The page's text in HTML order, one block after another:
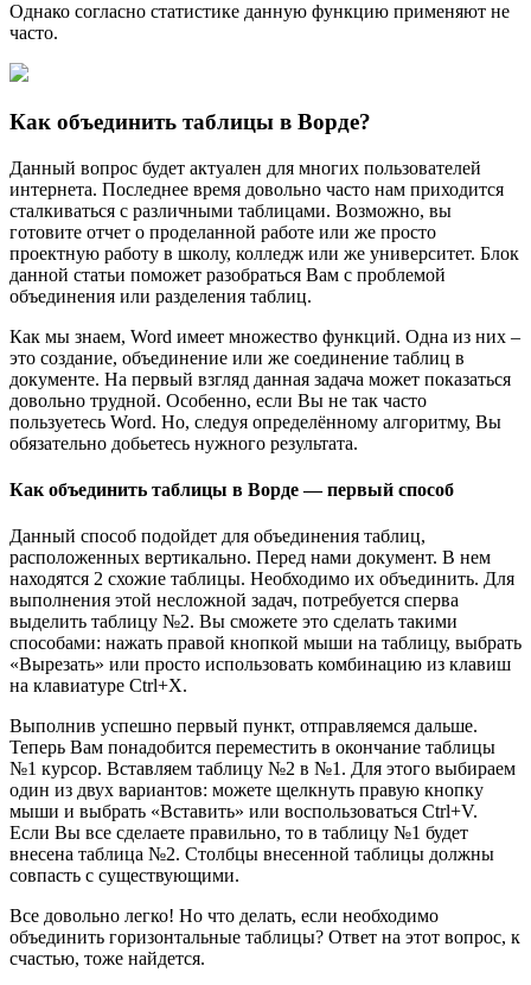
Однако согласно статистике данную функцию применяют не
часто.
Как объединить таблицы в Ворде?
Данный вопрос будет актуален для многих пользователей
интернета. Последнее время довольно часто нам приходится
сталкиваться с различными таблицами. Возможно, вы
готовите отчет о проделанной работе или же просто
проектную работу в школу, колледж или же университет. Блок
данной статьи поможет разобраться Вам с проблемой
объединения или разделения таблиц.
Как мы знаем, Word имеет множество функций. Одна из них –
это создание, объединение или же соединение таблиц в
документе. На первый взгляд данная задача может показаться
довольно трудной. Особенно, если Вы не так часто
пользуетесь Word. Но, следуя определённому алгоритму, Вы
обязательно добьетесь нужного результата.
Как объединить таблицы в Ворде — первый способ
Данный способ подойдет для объединения таблиц,
расположенных вертикально. Перед нами документ. В нем
находятся 2 схожие таблицы. Необходимо их объединить. Для
выполнения этой несложной задач, потребуется сперва
выделить таблицу №2. Вы сможете это сделать такими
способами: нажать правой кнопкой мыши на таблицу, выбрать
«Вырезать» или просто использовать комбинацию из клавиш
на клавиатуре Ctrl+X.
Выполнив успешно первый пункт, отправляемся дальше.
Теперь Вам понадобится переместить в окончание таблицы
№1 курсор. Вставляем таблицу №2 в №1. Для этого выбираем
один из двух вариантов: можете щелкнуть правую кнопку
мыши и выбрать «Вставить» или воспользоваться Ctrl+V.
Если Вы все сделаете правильно, то в таблицу №1 будет
внесена таблица №2. Столбцы внесенной таблицы должны
совпасть с существующими.
Все довольно легко! Но что делать, если необходимо
объединить горизонтальные таблицы? Ответ на этот вопрос, к
счастью, тоже найдется.